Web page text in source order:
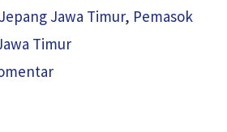
Jawa Timur, Pemasok
Timur